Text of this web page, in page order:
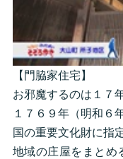
【門脇家住宅】
お邪魔するのは１７
１７６９年（明和６
国の重要文化財に指
地域の庄屋をまとめ